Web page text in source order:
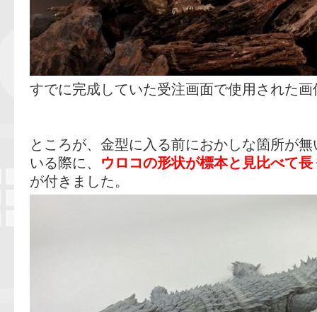
すでに完成していた受注画面で使用された画
ところが、金型に入る前におかしな箇所が
いる際に、 ウロコの形状が標本と見比べて
が付きました。